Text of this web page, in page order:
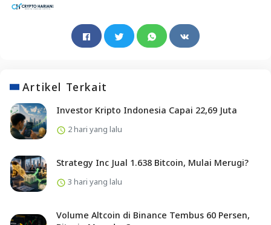
Artikel Terkait
Investor Kripto Indonesia Capai 22,69 Juta
2 hari yang lalu
Strategy Inc Jual 1.638 Bitcoin, Mulai Merugi?
3 hari yang lalu
Volume Altcoin di Binance Tembus 60 Persen,